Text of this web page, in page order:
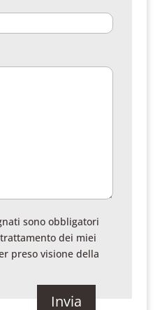
sono obbligatori
dei miei
preso visione della